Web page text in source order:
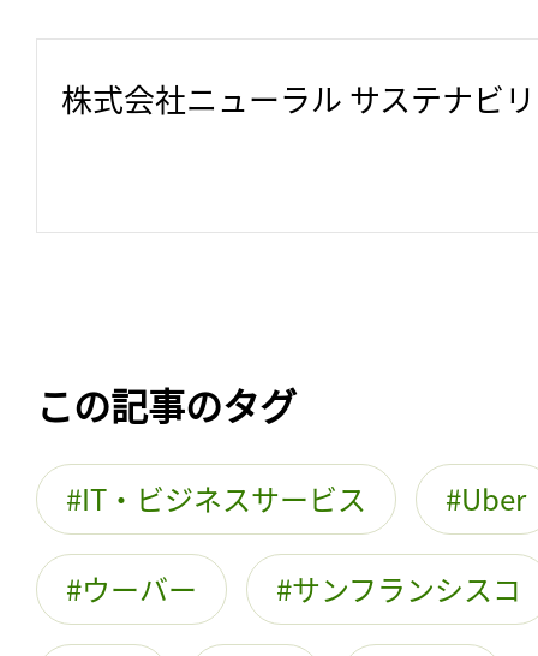
株式会社ニューラル サステナビ
この記事のタグ
IT・ビジネスサービス Uber
ウーバー サンフランシスコ